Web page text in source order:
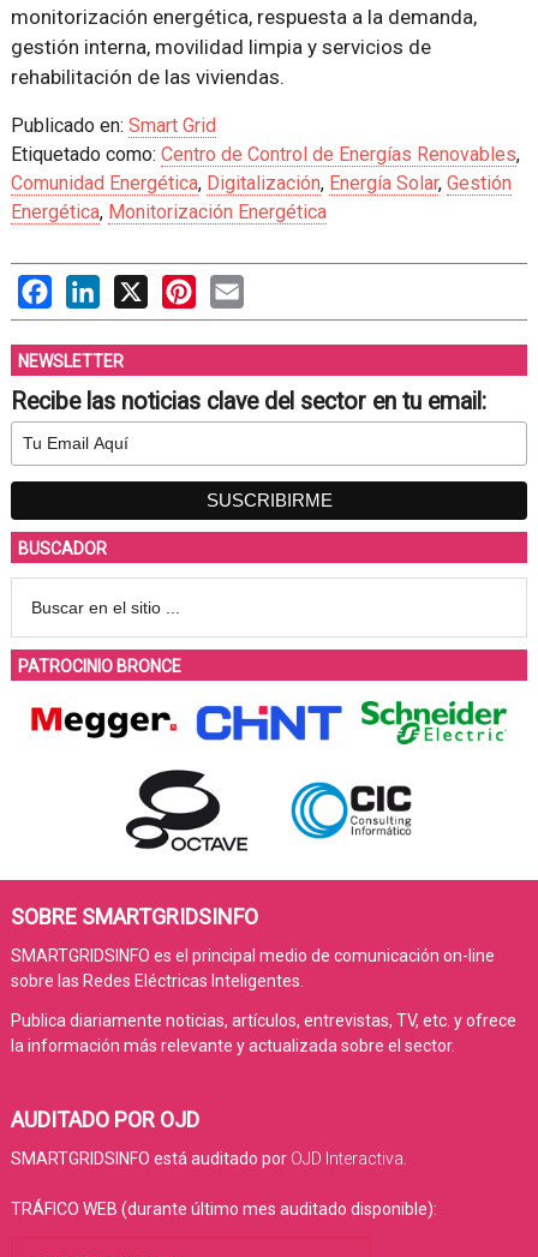
monitorización energética, respuesta a la demanda,
gestión interna, movilidad limpia y servicios de
rehabilitación de las viviendas.
Publicado en: Smart Grid
Etiquetado como: Centro de Control de Energías Renovables,
Comunidad Energética, Digitalización, Energía Solar, Gestión
Energética, Monitorización Energética
FacebookLinkedIn
X PinterestEmail
NEWSLETTER
Recibe las noticias clave del sector en tu email:
BUSCADOR
PATROCINIO BRONCE
SOBRE SMARTGRIDSINFO
SMARTGRIDSINFO es el principal medio de comunicación on-line
sobre las Redes Eléctricas Inteligentes.
Publica diariamente noticias, artículos, entrevistas, TV, etc. y ofrece
la información más relevante y actualizada sobre el sector.
AUDITADO POR OJD
SMARTGRIDSINFO está auditado por OJD Interactiva
TRÁFICO WEB (durante último mes auditado disponible):